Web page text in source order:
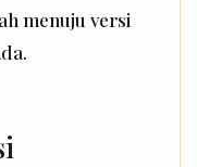
menuju versi